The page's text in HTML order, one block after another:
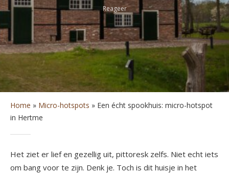
Reageer
Home » Micro-hotspots » Een écht spookhuis: micro-hotspot
in Hertme
Het ziet er lief en gezellig uit, pittoresk zelfs. Niet echt iets
om bang voor te zijn. Denk je. Toch is dit huisje in het